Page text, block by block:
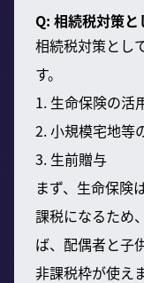
Q: 相続税対策
相続税対策とし
す。
1. 生命保険の活
2. 小規模宅地等
3. 生前贈与
まず、生命保険
課税になるため
ば、配偶者と子
非課税枠が使えま